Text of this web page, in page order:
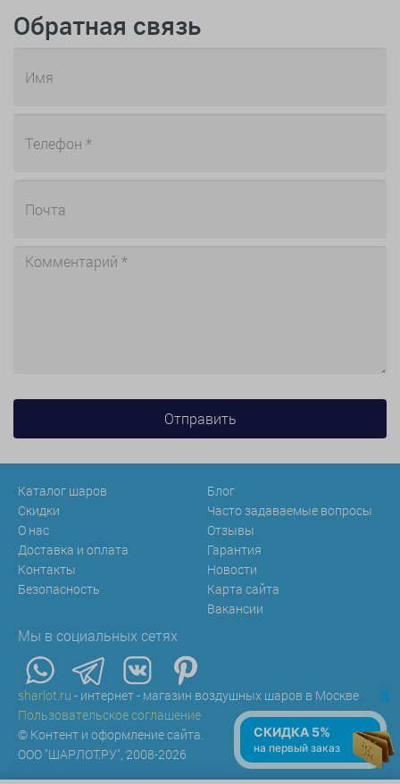
Обратная связь
Каталог шаров
Скидки
О нас
Доставка и оплата
Контакты
Безопасность
Блог
Часто задаваемые вопросы
Отзывы
Гарантия
Новости
Карта сайта
Вакансии
Мы в социальных сетях
sharlot.ru - интернет - магазин воздушных шаров в Москве
Пользовательское соглашение
© Контент и оформление сайта.
ООО "ШАРЛОТ.РУ", 2008-2026
x
СКИДКА 5%
на первый заказ